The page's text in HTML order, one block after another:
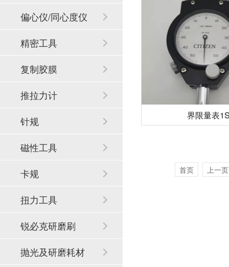
界限量表
首页 上一页
偏心仪/同心度仪
精密工具
复制胶膜
推拉力计
针规
磁性工具
卡规
扭力工具
锐必克研磨刷
抛光及研磨耗材